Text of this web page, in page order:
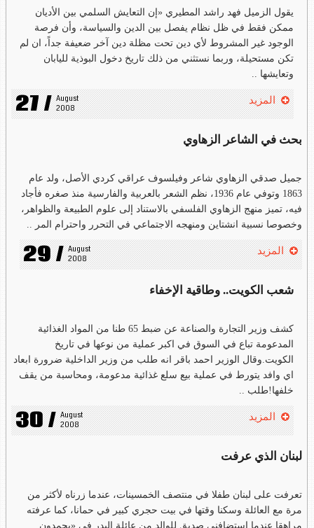
يقول الزميل فهد راشد المطيري «إن التعايش السلمي بين الأديان
ممكن فقط في ظل نظام يفصل بين الدين والسياسة، وأن فرصة
الوجود غير المشروط لأي دين تحت مظلة دين آخر ضعيفة جداً، ان لم
تكن مستحيلة، وربما نستثني من ذلك تاريخ دخول البوذية لليابان
وتعايشها ..
27 / August
2008
المزيد
بحث في الشاعر الزهاوي
جميل صدقي الزهاوي شاعر وفيلسوف عراقي كردي الأصل، ولد عام
1863 وتوفي عام 1936، نظم الشعر بالعربية والفارسية منذ صغره فأجاد
فيه، تميز منهج الزهاوي الفلسفي بالاستناد إلى علوم الطبيعة والظواهر،
وخصوصا نسبية انشتاين ومنهجه الاجتماعي في التحرر واحترام المر ..
29 / August
2008
المزيد
شعب الكويت.. وطاقية الإخفاء
كشف وزير التجارة والصناعة عن ضبط 65 طنا من المواد الغذائية
المدعومة تباع في السوق في اكبر عملية من نوعها في تاريخ
الكويت.وقال الوزير احمد باقر انه طلب من وزير الداخلية ضرورة ابعاد
اي وافد يتورط في عملية بيع سلع غذائية مدعومة، ومحاسبة من يقف
خلفها!طلب ..
30 / August
2008
المزيد
لبنان الذي عرفت
تعرفت على لبنان طفلا في منتصف الخمسينات، عندما زرناه لأكثر من
مرة مع العائلة وسكنا وقتها في بيت حجري كبير في حمانا، كما عرفته
مراهقا عندما استضافني صديق للوالد من عائلة البدر في «بحمدون